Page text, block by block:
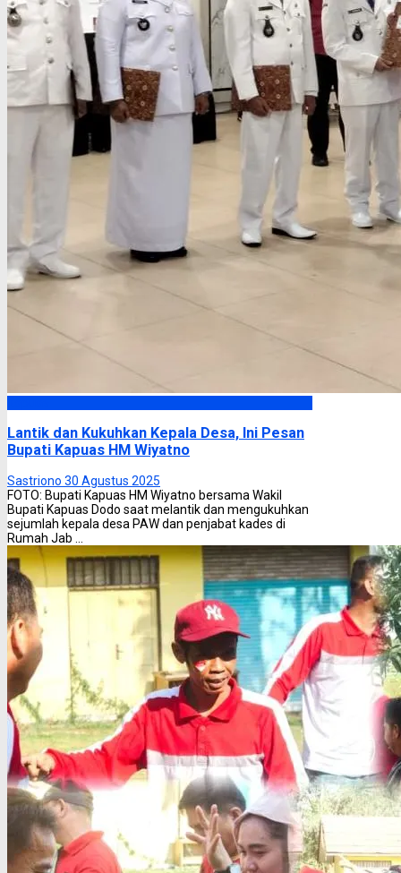
Lantik dan Kukuhkan Kepala Desa, Ini Pesan
Bupati Kapuas HM Wiyatno
Sastriono 30 Agustus 2025
FOTO: Bupati Kapuas HM Wiyatno bersama Wakil
Bupati Kapuas Dodo saat melantik dan mengukuhkan
sejumlah kepala desa PAW dan penjabat kades di
Rumah Jab ...